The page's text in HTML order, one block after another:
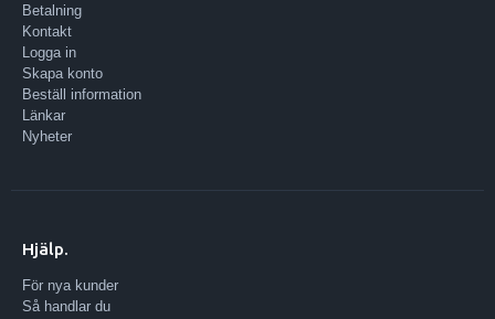
Betalning
Kontakt
Logga in
Skapa konto
Beställ information
Länkar
Nyheter
Hjälp.
För nya kunder
Så handlar du